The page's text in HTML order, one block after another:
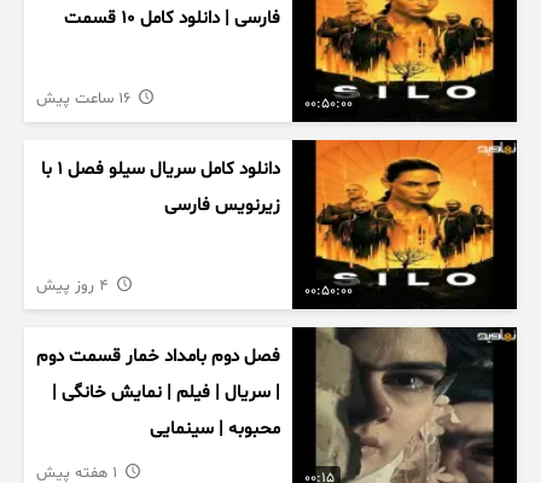
00:50:00
فارسی | دانلود کامل ۱۰ قسمت
00:50:00
دانلود کامل سریال سیلو فصل ۱ با
زیرنویس فارسی
00:15
فصل دوم بامداد خمار قسمت دوم
| سریال | فیلم | نمایش خانگی |
محبوبه | سینمایی